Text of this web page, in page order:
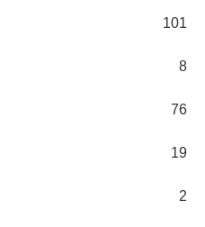
101
8
76
19
2